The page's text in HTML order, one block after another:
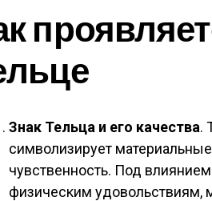
Знак Тельца и его качества.
символизирует
чувственность. Под
физическим удовольствиям,